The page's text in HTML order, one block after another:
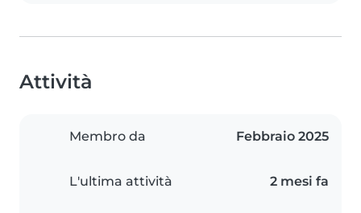
Attività
Membro da Febbraio 2025
L'ultima attività 2 mesi fa